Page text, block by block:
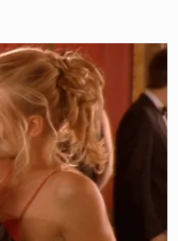
esconder a surpresa
Enquanto Natanzinho
Xand se entreolharam
sociais
viralizaram em
de reação. Os